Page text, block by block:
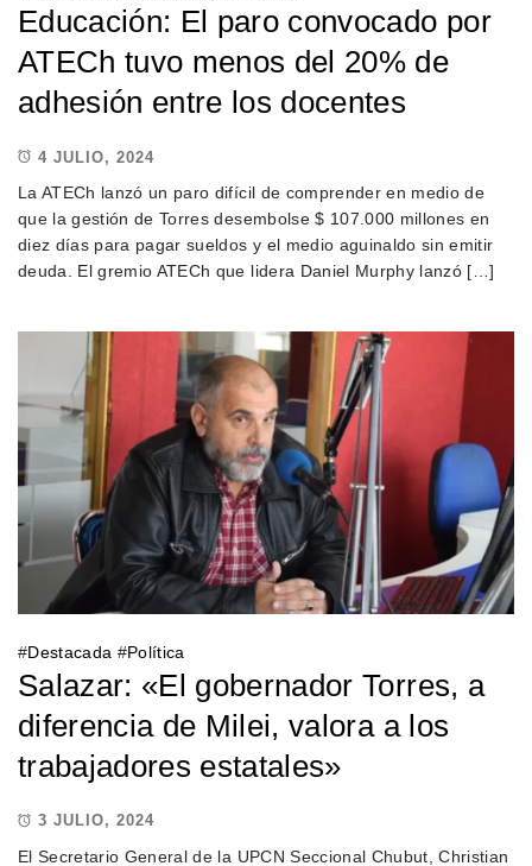
Educación: El paro convocado por
ATECh tuvo menos del 20% de
adhesión entre los docentes
4 JULIO, 2024
La ATECh lanzó un paro difícil de comprender en medio de
que la gestión de Torres desembolse $ 107.000 millones en
diez días para pagar sueldos y el medio aguinaldo sin emitir
deuda. El gremio ATECh que lidera Daniel Murphy lanzó […]
#Destacada #Política
Salazar: «El gobernador Torres, a
diferencia de Milei, valora a los
trabajadores estatales»
3 JULIO, 2024
El Secretario General de la UPCN Seccional Chubut, Christian